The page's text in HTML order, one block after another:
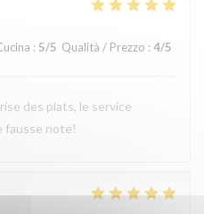
: 5/5 Qualità / Prezzo : 4/5
des plats, le service
fausse note!